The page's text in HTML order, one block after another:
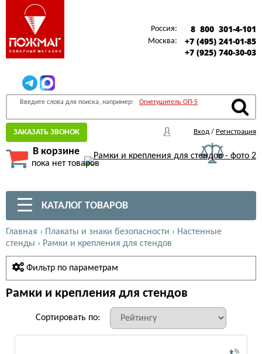
Россия: 8 800 301-4-101
Москва:
+7 (495) 241-01-85
+7 (925) 740-30-03
Введите слова для поиска, например: Огнетушитель ОП-5
ЗАКАЗАТЬ ЗВОНОК Вход / Регистрация
В корзине
пока нет товаров
КАТАЛОГ ТОВАРОВ
Главная › Плакаты и знаки безопасности › Настенные
стенды › Рамки и крепления для стендов
Фильтр по параметрам
Рамки и крепления для стендов
Сортировать по: